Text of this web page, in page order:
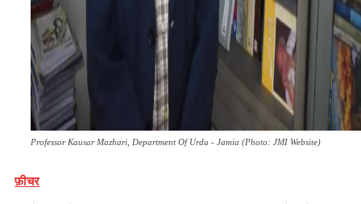
Professor Kausar Mazhari, Department Of Urdu - Jamia (Photo: JMI Website)
फ़ीचर